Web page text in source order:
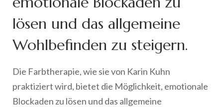
lösen und das allgemeine
Wohlbefinden zu steigern.
Die Farbtherapie, wie sie von Karin Kuhn
praktiziert wird, bietet die Möglichkeit, emotionale
Blockaden zu lösen und das allgemeine